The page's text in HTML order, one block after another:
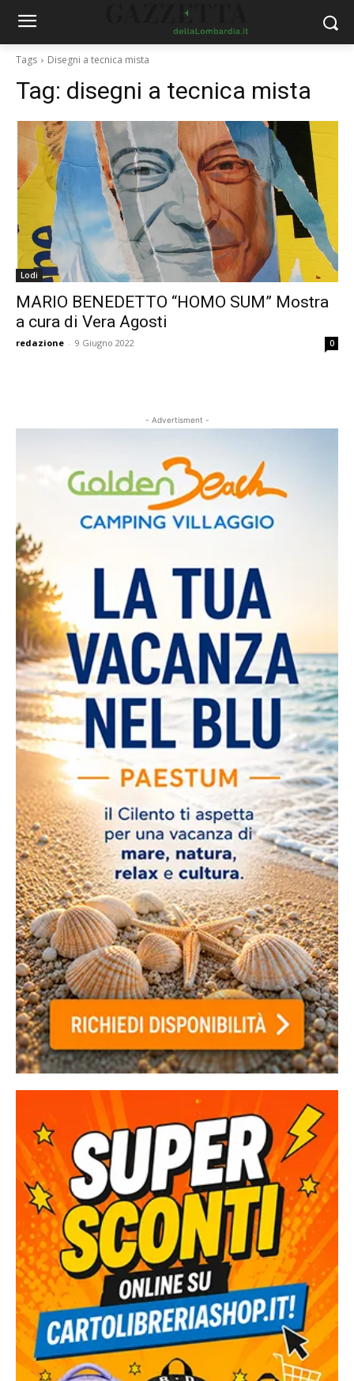
Tags Disegni a tecnica mista
Tag: disegni a tecnica mista
Lodi
MARIO BENEDETTO “HOMO SUM” Mostra
a cura di Vera Agosti
redazione - 9 Giugno 2022 0
- Advertisment -